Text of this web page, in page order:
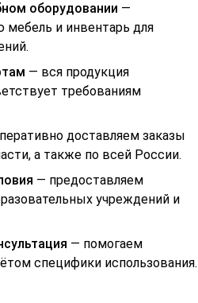
оборудовании —
мебель и инвентарь для
— вся продукция
требованиям
доставляем заказы
а также по всей России.
— предоставляем
учреждений и
— помогаем
специфики использования.